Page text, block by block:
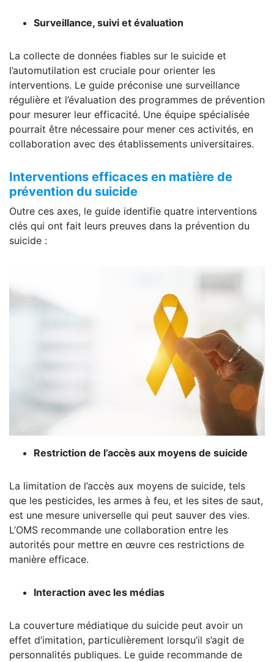
Surveillance, suivi et évaluation
La collecte de données fiables sur le suicide et
l’automutilation est cruciale pour orienter les
interventions. Le guide préconise une surveillance
régulière et l’évaluation des programmes de prévention
pour mesurer leur efficacité. Une équipe spécialisée
pourrait être nécessaire pour mener ces activités, en
collaboration avec des établissements universitaires.
Interventions efficaces en matière de
prévention du suicide
Outre ces axes, le guide identifie quatre interventions
clés qui ont fait leurs preuves dans la prévention du
suicide :
Restriction de l’accès aux moyens de suicide
La limitation de l’accès aux moyens de suicide, tels
que les pesticides, les armes à feu, et les sites de saut,
est une mesure universelle qui peut sauver des vies.
L’OMS recommande une collaboration entre les
autorités pour mettre en œuvre ces restrictions de
manière efficace.
Interaction avec les médias
La couverture médiatique du suicide peut avoir un
effet d’imitation, particulièrement lorsqu’il s’agit de
personnalités publiques. Le guide recommande de